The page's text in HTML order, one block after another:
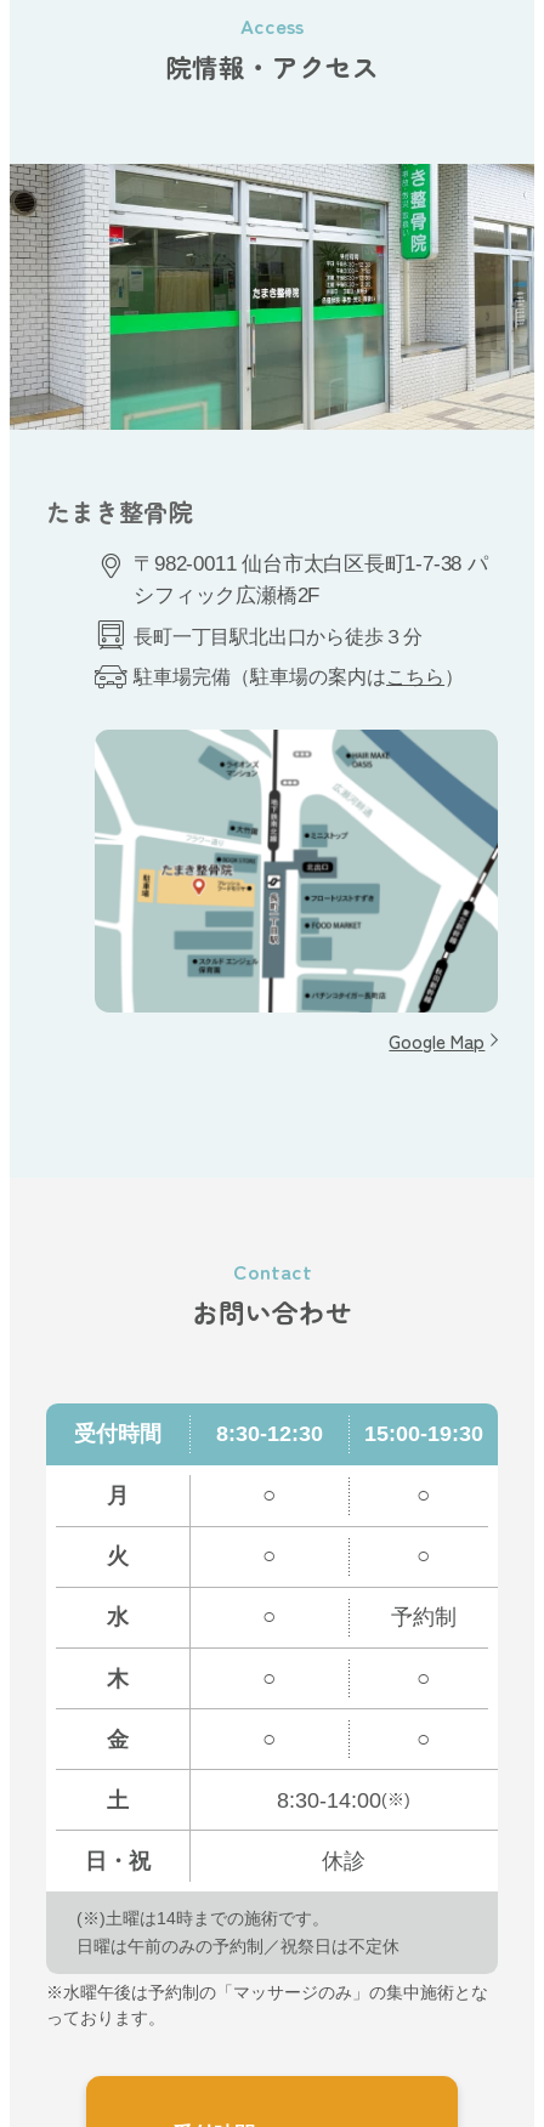
院情報・アクセス
たまき整骨院
〒982-0011 仙台市太白区長町1-7-38 パ
シフィック広瀬橋2F
長町一丁目駅北出口から徒歩３分
駐車場完備（駐車場の案内はこちら ）
Google Map
お問い合わせ
受付時間 8:30-12:30 15:00-19:30
月 ○ ○
火 ○ ○
水 ○ 予約制
木 ○ ○
金 ○ ○
土 8:30-14:00(※)
日 ・祝 休診
(※)土曜は14時までの施術です。
日曜は午前のみの予約制／祝祭日は不定休
※水曜午後は予約制の「マッサージのみ」の集中施術とな
っております。